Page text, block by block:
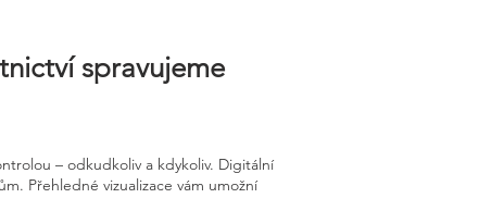
spravujeme
– odkudkoliv a kdykoliv. Digitální
Přehledné vizualizace vám umožní